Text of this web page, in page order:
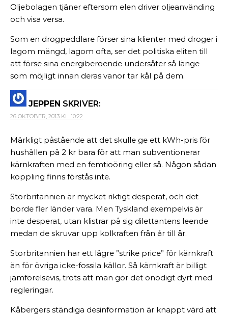
Oljebolagen tjäner eftersom elen driver oljeanvänding
och visa versa.
Som en drogpeddlare förser sina klienter med droger i
lagom mängd, lagom ofta, ser det politiska eliten till
att förse sina energiberoende undersåter så länge
som möjligt innan deras vanor tar kål på dem.
JEPPEN SKRIVER:
26 OKTOBER, 2013 KL. 10:22
Märkligt påstående att det skulle ge ett kWh-pris för
hushållen på 2 kr bara för att man subventionerar
kärnkraften med en femtioöring eller så. Någon sådan
koppling finns förstås inte.
Storbritannien är mycket riktigt desperat, och det
borde fler länder vara. Men Tyskland exempelvis är
inte desperat, utan klistrar på sig dilettantens leende
medan de skruvar upp kolkraften från år till år.
Storbritannien har ett lägre ”strike price” för kärnkraft
än för övriga icke-fossila källor. Så kärnkraft är billigt
jämförelsevis, trots att man gör det onödigt dyrt med
regleringar.
Kåbergers ständiga desinformation är knappt värd att